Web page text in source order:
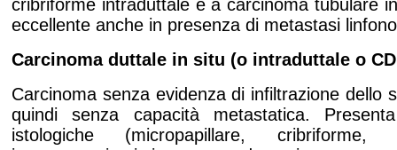
cribriforme intraduttale e a carcinoma tubulare
eccellente anche in presenza di metastasi
Carcinoma duttale in situ (o intraduttale o
Carcinoma senza evidenza di infiltrazione dello
quindi senza capacità metastatica.
istologiche (micropapillare, cribriforme,